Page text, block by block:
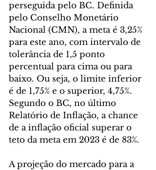
perseguida pelo BC. Definida
pelo Conselho Monetário
Nacional (CMN), a meta é 3,25%
para este ano, com intervalo de
tolerância de 1,5 ponto
percentual para cima ou para
baixo. Ou seja, o limite inferior
é de 1,75% e o superior, 4,75%.
Segundo o BC, no último
Relatório de Inflação, a chance
de a inflação oficial superar o
teto da meta em 2023 é de 83%.
A projeção do mercado para a